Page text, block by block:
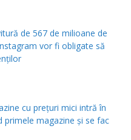
de 567 de milioane de
vor fi obligate să
cu prețuri mici intră în
primele magazine și se fac